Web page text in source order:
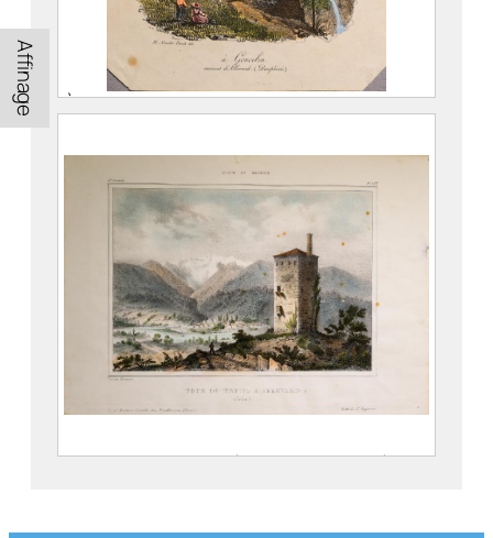
Affinage
À Goncelin. environs d’Allevard
VAN DER BURCH, Hendrick (1627 – 1665)
976.1.2
Album du Dauphiné. Tour du Treuil à